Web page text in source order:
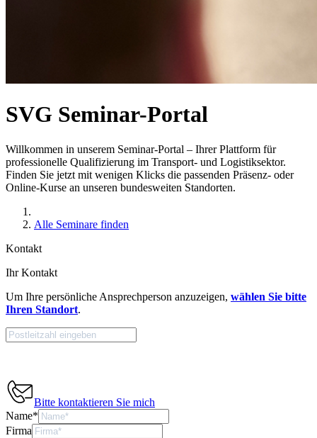
SVG Seminar-Portal
Willkommen in unserem Seminar-Portal – Ihrer Plattform für
professionelle Qualifizierung im Transport- und Logistiksektor.
Finden Sie jetzt mit wenigen Klicks die passenden Präsenz- oder
Online-Kurse an unseren bundesweiten Standorten.
Alle Seminare finden
Kontakt
Ihr Kontakt
Um Ihre persönliche Ansprechperson anzuzeigen, wählen Sie bitte
Ihren Standort.
Bitte kontaktieren Sie mich
Name*
Firma